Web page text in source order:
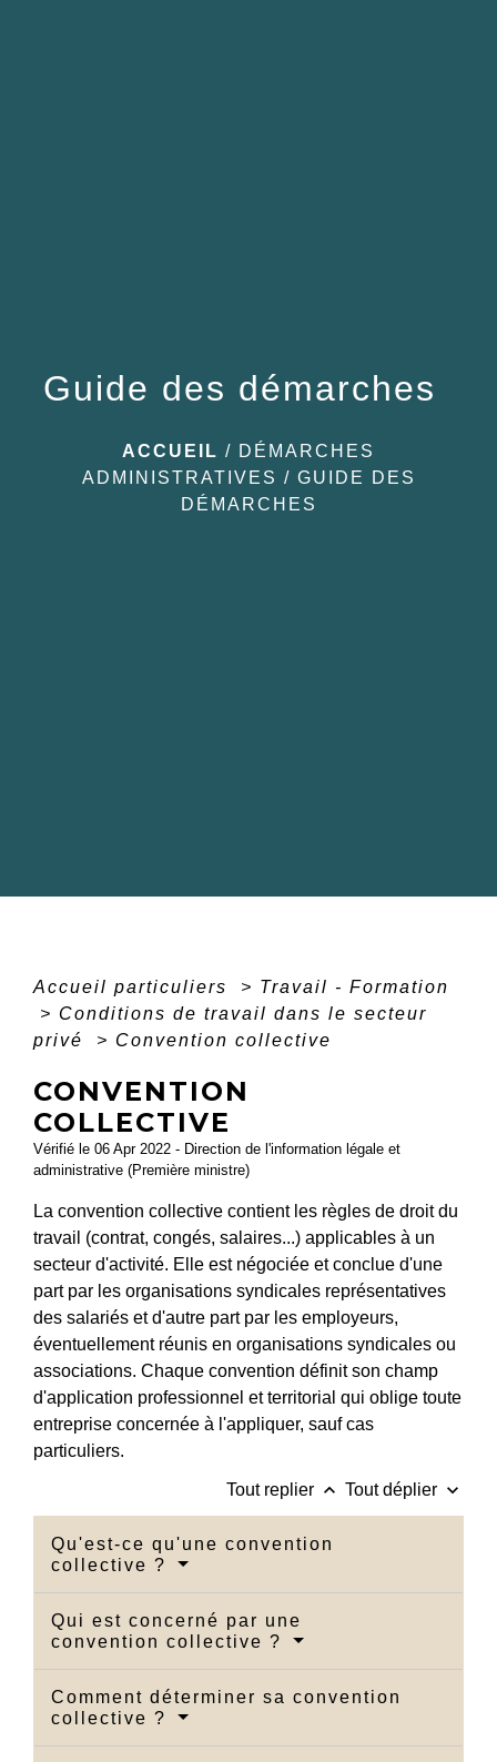
Guide des démarches
ACCUEIL / DÉMARCHES
ADMINISTRATIVES / GUIDE DES
DÉMARCHES
Accueil particuliers > Travail - Formation
> Conditions de travail dans le secteur
privé
> Convention collective
CONVENTION
COLLECTIVE
Vérifié le 06 Apr 2022 - Direction de l'information légale et
administrative (Première ministre)
La convention collective contient les règles de droit du
travail (contrat, congés, salaires...) applicables à un
secteur d'activité. Elle est négociée et conclue d'une
part par les organisations syndicales représentatives
des salariés et d'autre part par les employeurs,
éventuellement réunis en organisations syndicales ou
associations. Chaque convention définit son champ
d'application professionnel et territorial qui oblige toute
entreprise concernée à l'appliquer, sauf cas
particuliers.
Tout replier keyboard_arrow_up Tout déplier keyboard_arrow_down
Qu'est-ce qu'une convention
collective ?
Qui est concerné par une
convention collective ?
Comment déterminer sa convention
collective ?